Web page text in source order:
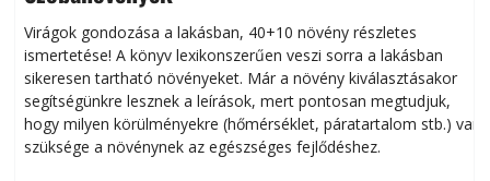
Virágok gondozása a lakásban, 40+10 növény részletes
ismertetése! A könyv lexikonszerűen veszi sorra a lakásban
sikeresen tart­ha­tó növényeket. Már a növény kiválasztásakor
segítségünkre lesznek a leírások, mert pontosan megtudjuk,
hogy milyen körülményekre (hőmérséklet, páratartalom stb.) van
szüksége a növénynek az egészséges fejlődéshez.